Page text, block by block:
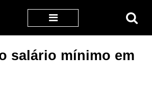
salário mínimo em